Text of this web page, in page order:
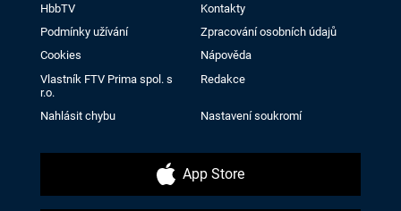
HbbTV
Kontakty
Podmínky užívání
Zpracování osobních údajů
Cookies
Nápověda
Vlastník FTV Prima spol. s
r.o.
Redakce
Nahlásit chybu Nastavení soukromí
App Store